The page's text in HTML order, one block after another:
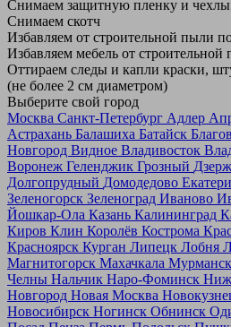
Снимаем защитную пленку и чехлы
Снимаем скотч
Избавляем от строительной пыли
Избавляем мебель от строительной
Оттираем следы и капли краски,
(не более 2 см диаметром)
Выберите свой город
Москва Санкт-Петербург Адлер
Астрахань Балашиха Батайск
Новгород Видное Владивосток
Воронеж Геленджик Грозный
Долгопрудный Домодедово
Зеленогорск Зеленоград Иваново
Йошкар-Ола Казань Калининград
Киров Клин Королёв Кострома
Красноярск Курган Липецк Лобня
Магнитогорск Махачкала Мурманск
Челны Нальчик Наро-Фоминск
Новгород Новая Москва
Новосибирск Ногинск Обнинск